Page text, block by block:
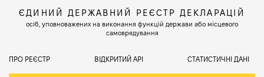
ЄДИНИЙ ДЕРЖАВНИЙ РЕЄСТР ДЕКЛАРАЦІЙ
осіб, уповноважених на виконання функцій держави або місцевого
самоврядування
ПРО РЕЄСТР ВІДКРИТИЙ АРІ СТАТИСТИЧНІ ДАНІ